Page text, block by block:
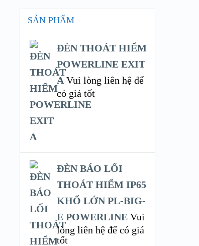
SẢN PHẨM
ĐÈN THOÁT HIỂM
POWERLINE EXIT
A Vui lòng liên hệ để
có giá tốt
ĐÈN BÁO LỐI
THOÁT HIỂM IP65
KHỔ LỚN PL-BIG-
E POWERLINE Vui
lòng liên hệ để có giá
tốt